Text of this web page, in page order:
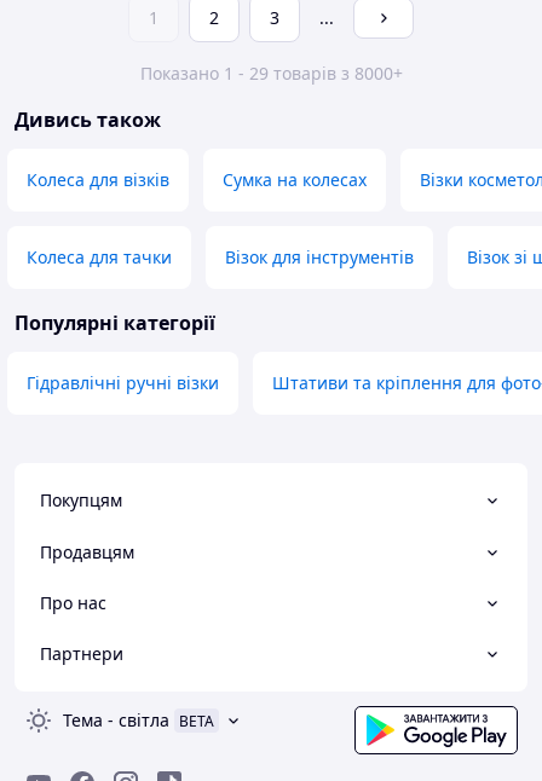
1 2 3 ...
Показано 1 - 29 товарів з 8000+
Дивись також
Колеса для візків Сумка на колесах Візки
Колеса для тачки Візок для інструментів Візок
Популярні категорії
Гідравлічні ручні візки Штативи та кріплення для
Покупцям
Продавцям
Про нас
Партнери
Тема - світла BETA